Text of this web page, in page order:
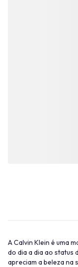
A Calvin Klein é uma
do dia a dia ao status
apreciam a beleza na